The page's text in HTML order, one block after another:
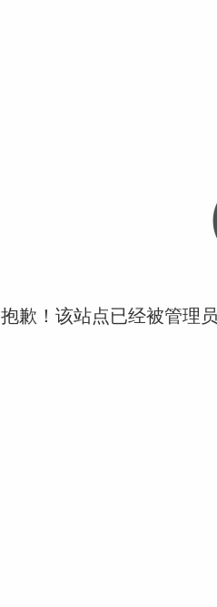
抱歉！该站点已经被管理